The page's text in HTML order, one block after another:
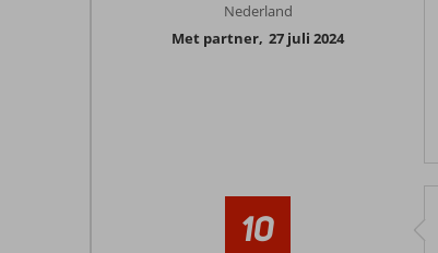
Nederland
Met partner, 27 juli 2024
10